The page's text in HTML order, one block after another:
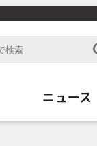
ニュース